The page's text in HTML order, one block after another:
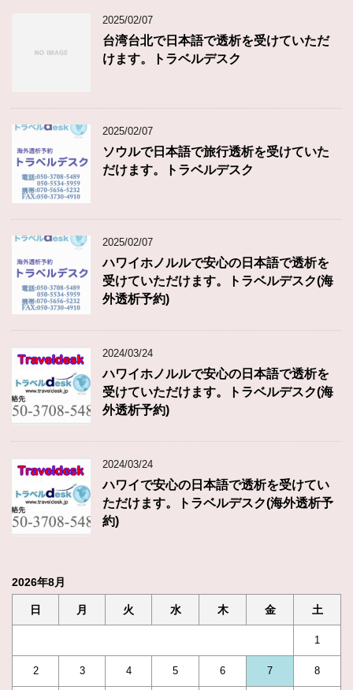
2025/02/07
台湾台北で日本語で透析を受けていただ
けます。トラベルデスク
2025/02/07
ソウルで日本語で旅行透析を受けていた
だけます。トラベルデスク
2025/02/07
ハワイホノルルで安心の日本語で透析を
受けていただけます。トラベルデスク(海
外透析予約)
2024/03/24
ハワイホノルルで安心の日本語で透析を
受けていただけます。トラベルデスク(海
外透析予約)
2024/03/24
ハワイで安心の日本語で透析を受けてい
ただけます。トラベルデスク(海外透析予
約)
2026年8月
日 月 火 水 木 金 土
1
2 3 4 5 6 7 8